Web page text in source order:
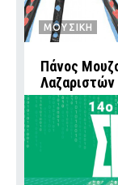
ΜΟΥΣΙΚΗ
Πάνος
Λαζαριστών